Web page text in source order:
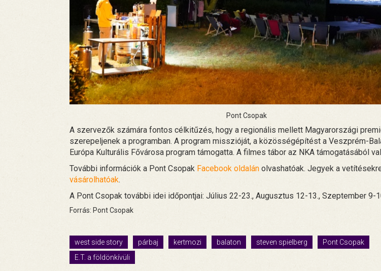
Pont Csopak
A szervezők számára fontos célkitűzés, hogy a regionális mellett Magyarországi
szerepeljenek a programban. A program misszióját, a közösségépítést a Veszprém-
Európa Kulturális Fővárosa program támogatta. A filmes tábor az NKA támogatásából
További információk a Pont Csopak Facebook oldalán olvashatóak. Jegyek a
vásárolhatóak.
A Pont Csopak további idei időpontjai: Július 22-23., Augusztus 12-13., Szeptember 9-
Forrás: Pont Csopak
west side story párbaj kertmozi balaton steven spielberg
Pont Csopak
E.T. a földönkívüli